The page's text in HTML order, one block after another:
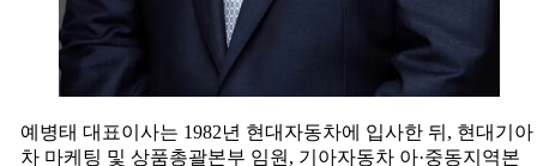
예병태 대표이사는 1982년 현대자동차에 입사한 뒤, 현대기아
차 마케팅 및 상품총괄본부 임원, 기아자동차 아·중동지역본